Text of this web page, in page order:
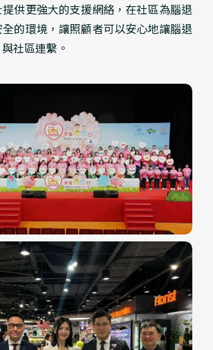
供更強大的支援網絡，在社區為腦退
的環境，讓照顧者可以安心地讓腦退
社區連繫。